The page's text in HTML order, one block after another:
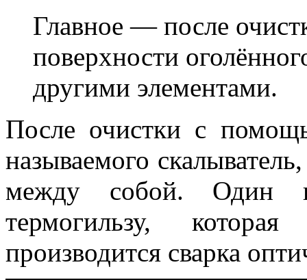
Главное — после
поверхности
другими элементами.
После очистки с
называемого
между собой. Один
термогильзу,
производится сварка